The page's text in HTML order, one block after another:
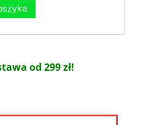
od 299 zł!